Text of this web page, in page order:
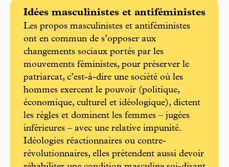
Idées masculinistes et antiféministes
Les propos masculinistes et antiféministes
ont en commun de s’opposer aux
changements sociaux portés par les
mouvements féministes, pour préserver le
patriarcat, c’est-à-dire une société où les
hommes exercent le pouvoir (politique,
économique, culturel et idéologique), dictent
les règles et dominent les femmes – jugées
inférieures – avec une relative impunité.
Idéologies réactionnaires ou contre-
révolutionnaires, elles prétendent aussi devoir